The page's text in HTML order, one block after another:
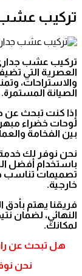
تركيب عشب
تركيب عشب جداري
العصرية التي
والاستراحات،
الصيانة المستمرة.
إذا كنت تبحث عن
لوحات خضراء
بين الفخامة
نحن نوفر لك خدمة
باستخدام أفضل
تصميمات تناسب
خارجية.
فريقنا يهتم بأدق
النهائي، لضمان
لمكانك.
هل تبحث عن
نحن